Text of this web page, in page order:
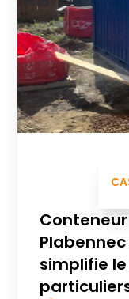
simplifie